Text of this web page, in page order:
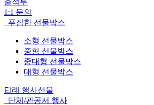
출석부
1:1 문의
푸짐한 선물박스
소형 선물박스
중형 선물박스
중대형 선물박스
대형 선물박스
답례 행사선물
단체/관공서 행사